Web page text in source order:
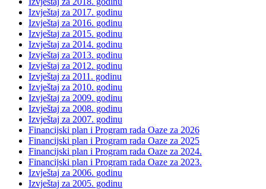
Izvještaj za 2017. godinu
Izvještaj za 2016. godinu
Izvještaj za 2015. godinu
Izvještaj za 2014. godinu
Izvještaj za 2013. godinu
Izvještaj za 2012. godinu
Izvještaj za 2011. godinu
Izvještaj za 2010. godinu
Izvještaj za 2009. godinu
Izvještaj za 2008. godinu
Izvještaj za 2007. godinu
Financijski plan i Program rada Oaze za 2026
Financijski plan i Program rada Oaze za 2025
Financijski plan i Program rada Oaze za 2024.
Financijski plan i Program rada Oaze za 2023.
Izvještaj za 2006. godinu
Izvještaj za 2005. godinu